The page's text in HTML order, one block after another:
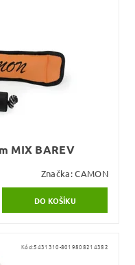
MIX BAREV
Značka:CAMON
Kód:5431310-8019808214382